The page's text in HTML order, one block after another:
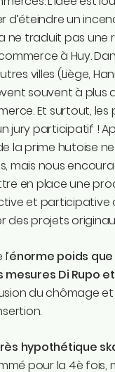
d’éteindre un
ne traduit pas une
à Huy.
villes (Liège,
souvent à plus
Et surtout, les
jury participatif !
la prime hutoise
mais nous
en place une
et participative
des projets
énorme poids
mesures Di Rupo
du chômage
hypothétique
pour la 4è fois,